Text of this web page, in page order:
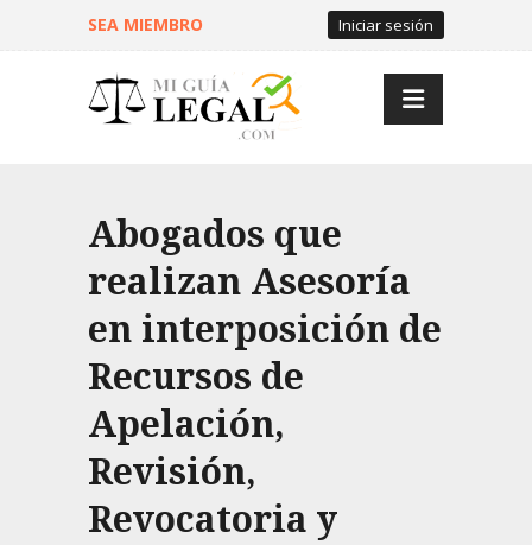
SEA MIEMBRO Iniciar sesión
Abogados que
realizan Asesoría
en interposición de
Recursos de
Apelación,
Revisión,
Revocatoria y